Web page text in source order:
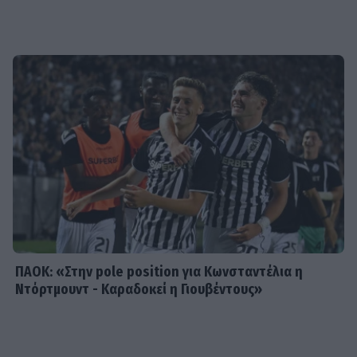
Βαρύ πένθος για την Ιρένε Τροστ–
Ραγίζουν καρδιές τα λόγια για τον
μπαμπά της: «Όλα φαντάζουν
μάταια»
Ακύλας: «Μέσα μου ψυχολογικά
ένιωσα περίεργα, τα συναισθήματα
δεν είναι γρανάζια»
ΠΑΟΚ: «Στην pole position για Κωνσταντέλια η
Ντόρτμουντ - Καραδοκεί η Γιουβέντους»